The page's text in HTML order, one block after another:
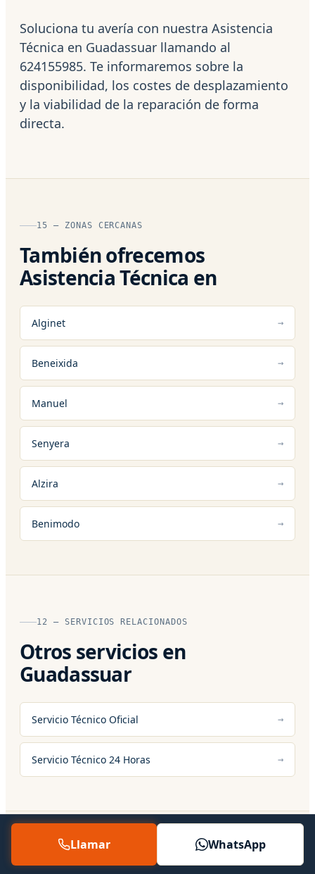
Soluciona tu avería con nuestra Asistencia
Técnica en Guadassuar llamando al
624155985. Te informaremos sobre la
disponibilidad, los costes de desplazamiento
y la viabilidad de la reparación de forma
directa.
15 — ZONAS CERCANAS
También ofrecemos
Asistencia Técnica en
Alginet
Beneixida
Manuel
Senyera
Alzira
Benimodo
12 — SERVICIOS RELACIONADOS
Otros servicios en
Guadassuar
Servicio Técnico Oficial
Servicio Técnico 24 Horas
Llamar WhatsApp